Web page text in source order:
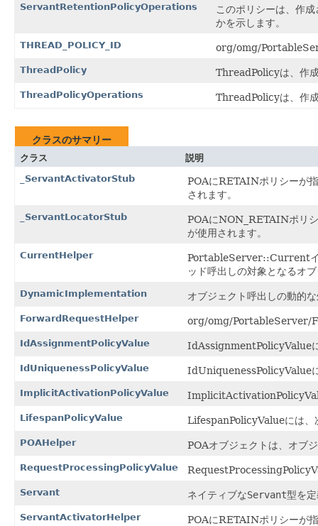
ServantRetentionPolicyOperations
このポリシーは、作
かを示します。
THREAD_POLICY_ID org/omg/
ThreadPolicy ThreadPolicyは、作
ThreadPolicyOperations ThreadPolicyは、作
クラスのサマリー
クラス
説明
_ServantActivatorStub
POAにRETAINポリシーが
されます。
_ServantLocatorStub
POAにNON_RETAINポリ
が使用されます。
CurrentHelper
PortableServer::Currentイ
ッド呼出しの対象となるオ
DynamicImplementation オブジェクト呼出しの動的
ForwardRequestHelper org/omg/PortableServer/
IdAssignmentPolicyValue IdAssignmentPolicyValue
IdUniquenessPolicyValue IdUniquenessPolicyValue
ImplicitActivationPolicyValue
LifespanPolicyValue LifespanPolicyValueには、
POAHelper POAオブジェクトは、オブ
RequestProcessingPolicyValue
Servant ネイティブなServant型を
ServantActivatorHelper
POAにRETAINポリシーが